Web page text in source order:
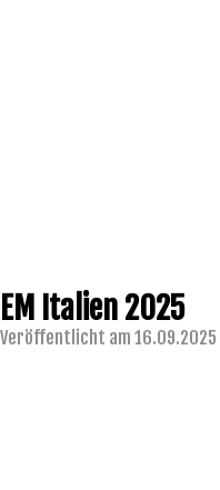
EM Italien 2025
Veröffentlicht am 16.09.2025